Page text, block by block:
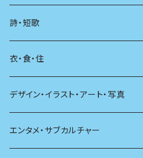
海外
日本語
文学理論
評論
エッセイ
日記
ノンフィクション
その他
詩・短歌
詩
短歌
その他
衣・食・住
着る
食べる
デザイン・イラスト・アート・写真
デザイン
エンタメ・サブカルチャー